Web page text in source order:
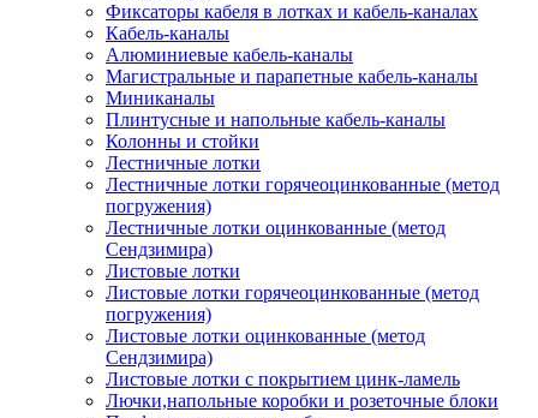
Фиксаторы кабеля в лотках и кабель-каналах
Кабель-каналы
Алюминиевые кабель-каналы
Магистральные и парапетные кабель-каналы
Миниканалы
Плинтусные и напольные кабель-каналы
Колонны и стойки
Лестничные лотки
Лестничные лотки горячеоцинкованные (метод
погружения)
Лестничные лотки оцинкованные (метод
Сендзимира)
Листовые лотки
Листовые лотки горячеоцинкованные (метод
погружения)
Листовые лотки оцинкованные (метод
Сендзимира)
Листовые лотки с покрытием цинк-ламель
Лючки,напольные коробки и розеточные блоки